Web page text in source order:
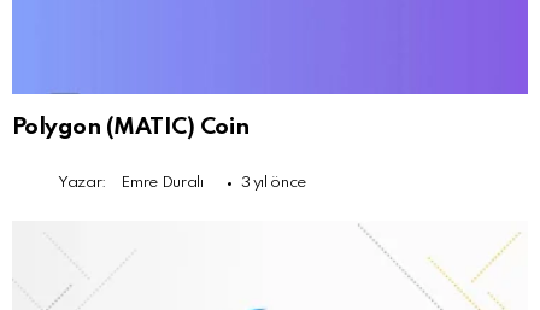
Polygon (MATIC) Coin
Yazar: Emre Duralı 3 yıl önce